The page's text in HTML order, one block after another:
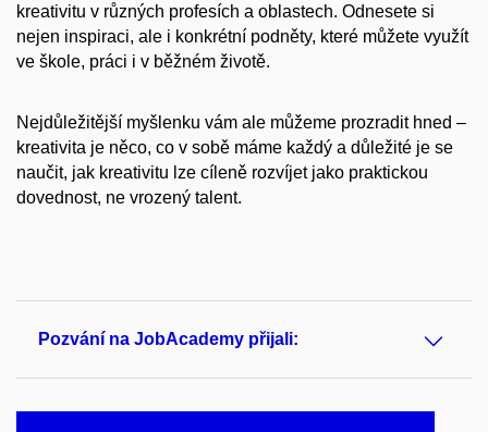
kreativitu v různých profesích a oblastech. Odnesete si
nejen inspiraci, ale i konkrétní podněty, které můžete využít
ve škole, práci i v běžném životě.
Nejdůležitější myšlenku vám ale můžeme prozradit hned –
kreativita je něco, co v sobě máme každý a důležité je se
naučit, jak kreativitu lze cíleně rozvíjet jako praktickou
dovednost, ne vrozený talent.
Pozvání na JobAcademy přijali: